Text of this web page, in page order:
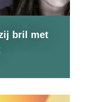
bril met